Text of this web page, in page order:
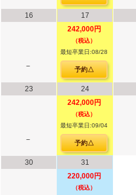
16
−
17
242,000円
（税込）
最短卒業日:08/28
予約△
23
−
24
242,000円
（税込）
最短卒業日:09/04
予約△
30
31
220,000円
（税込）